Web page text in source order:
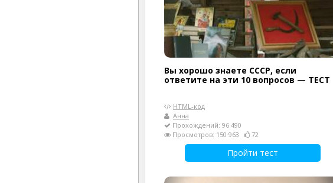
Вы хорошо знаете СССР, если
ответите на эти 10 вопросов — ТЕСТ
HTML-код
Анна
Прохождений: 96 490
Просмотров: 150 963
72
Пройти тест